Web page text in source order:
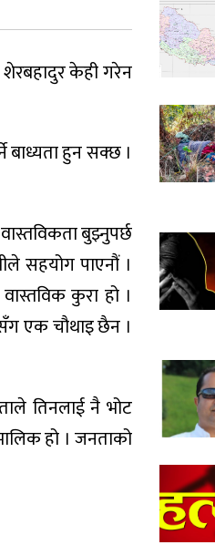
शेरबहादुर केही गरेन
बाध्यता हुन सक्छ ।
बुझ्नुपर्छ
सहयोग पाएनौं ।
कुरा हो ।
एक चौथाइ छैन ।
तिनलाई नै भोट
हो । जनताको